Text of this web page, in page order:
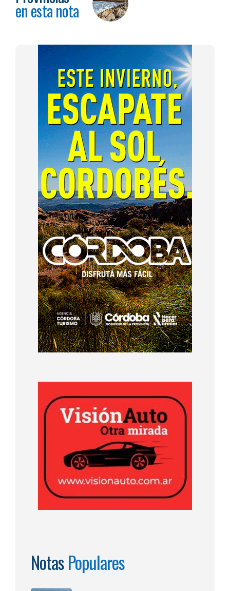
en esta nota
NotasPopulares